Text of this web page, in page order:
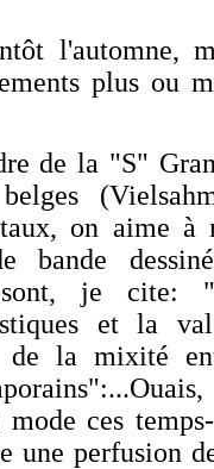
l'automne,
plus ou
de la "S"
on aime à
bande
je cite:
et la
de la mixité
ces
une perfusion